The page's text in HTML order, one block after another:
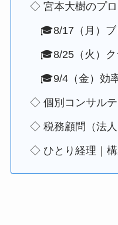
◇ 宮本大樹のプ
🎓8/17（月）ブ
🎓8/25（火）ク
🎓9/4（金）効
◇ 個別コンサル
◇ 税務顧問（法人
◇ ひとり経理｜構